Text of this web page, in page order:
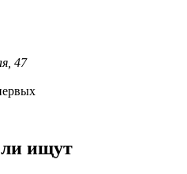
47
ищут